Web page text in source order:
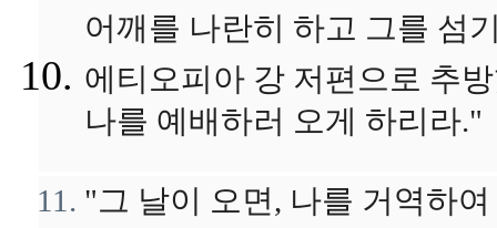
어깨를 나란히 하고 그를 섬
에티오피아 강 저편으로 추
나를 예배하러 오게 하리라."
"그 날이 오면, 나를 거역하